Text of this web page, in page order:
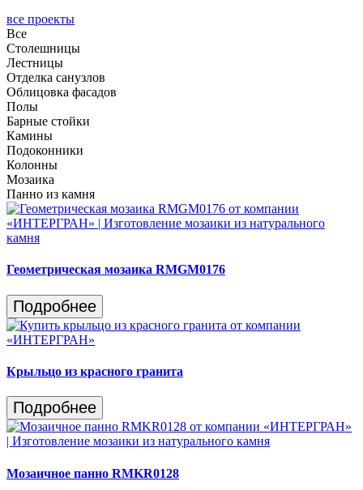
все проекты
Все
Столешницы
Лестницы
Отделка санузлов
Облицовка фасадов
Полы
Барные стойки
Камины
Подоконники
Колонны
Мозаика
Панно из камня
Геометрическая мозаика RMGM0176
Подробнее
Крыльцо из красного гранита
Подробнее
Мозаичное панно RMKR0128